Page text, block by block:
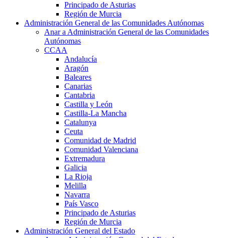
Principado de Asturias
Región de Murcia
Administración General de las Comunidades Autónomas
Anar a Administración General de las Comunidades
Autónomas
CCAA
Andalucía
Aragón
Baleares
Canarias
Cantabria
Castilla y León
Castilla-La Mancha
Catalunya
Ceuta
Comunidad de Madrid
Comunidad Valenciana
Extremadura
Galicia
La Rioja
Melilla
Navarra
País Vasco
Principado de Asturias
Región de Murcia
Administración General del Estado